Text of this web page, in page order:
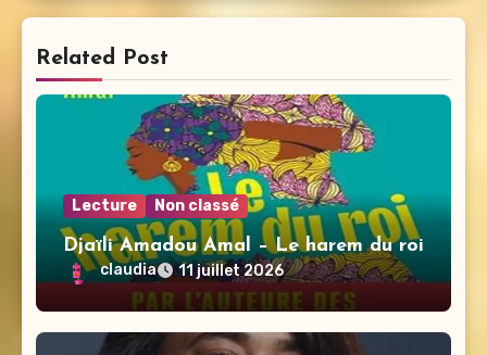
Related Post
Lecture Non classé
Djaïli Amadou Amal – Le harem du roi
claudia 11 juillet 2026